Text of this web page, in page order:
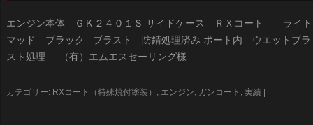
エンジン本体 ＧＫ２４０１Ｓ サイドケース ＲＸコート ライト
マッド ブラック ブラスト 防錆処理済み ポート内 ウエットブラ
スト処理 （有）エムエスセーリング様
カテゴリー: RXコート（特殊焼付塗装） , エンジン, ガンコート , 実績